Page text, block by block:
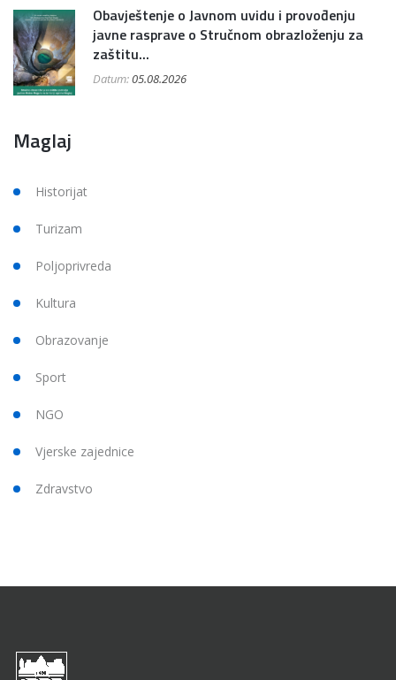
Obavještenje o Javnom uvidu i provođenju
javne rasprave o Stručnom obrazloženju za
zaštitu...
Datum:05.08.2026
Maglaj
Historijat
Turizam
Poljoprivreda
Kultura
Obrazovanje
Sport
NGO
Vjerske zajednice
Zdravstvo